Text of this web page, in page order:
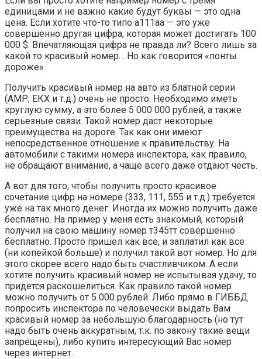
единицами и не важно какие будут буквы — это одна
цена. Если хотите что-то типо а111аа — это уже
совершенно другая цифра, которая может достигать 100
000 $. Впечатляющая цифра не правда ли? Всего лишь за
какой то красивый номер… Но как говорится «понты
дороже».
Получить красивый номер на авто из блатной серии
(АМР, ЕКХ и т.д.) очень не просто. Необходимо иметь
круглую сумму, а это более 5 000 000 рублей, а также
серьезные связи. Такой номер даст некоторые
преимущества на дороге. Так как они имеют
непосредственное отношение к правительству. На
автомобили с такими номера инспектора, как правило,
не обращают внимание, а чаще всего даже отдают честь.
А вот для того, чтобы получить просто красивое
сочетание цифр на номере (333, 111, 555 и т.д.) требуется
уже на так много денег. Иногда их можно получить даже
бесплатно. На пример у меня есть знакомый, который
получил на свою машину номер т345тт совершенно
бесплатно. Просто пришел как все, и заплатил как все
(ни копейкой больше) и получил такой вот номер. Но для
этого скорее всего надо быть счастливчиком. А если
хотите получить красивый номер не испытывая удачу, то
придется раскошелиться. Как правило такой номер
можно получить от 5 000 рублей. Либо прямо в ГИББД
попросить инспектора по человечески выдать Вам
красивый номер за небольшую благодарность (но тут
надо быть очень аккуратным, т.к. по закону такие вещи
запрещены), либо купить интересующий Вас номер
через интернет.